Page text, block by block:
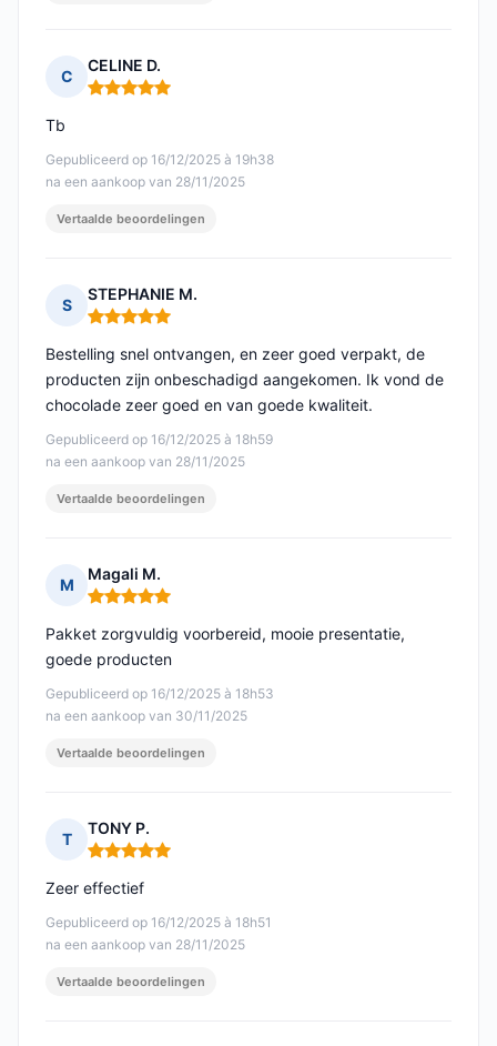
C
CELINE D.
Opmerking: 5 van 5
Gepubliceerd op 16/12/2025 à 19h38
na een aankoop van 28/11/2025
Tb
Vertaalde beoordelingen
S
STEPHANIE M.
Opmerking: 5 van 5
Gepubliceerd op 16/12/2025 à 18h59
na een aankoop van 28/11/2025
Bestelling snel ontvangen, en zeer goed verpakt, de
producten zijn onbeschadigd aangekomen. Ik vond de
chocolade zeer goed en van goede kwaliteit.
Vertaalde beoordelingen
M
Magali M.
Opmerking: 5 van 5
Gepubliceerd op 16/12/2025 à 18h53
na een aankoop van 30/11/2025
Pakket zorgvuldig voorbereid, mooie presentatie,
goede producten
Vertaalde beoordelingen
T
TONY P.
Opmerking: 5 van 5
Gepubliceerd op 16/12/2025 à 18h51
na een aankoop van 28/11/2025
Zeer effectief
Vertaalde beoordelingen